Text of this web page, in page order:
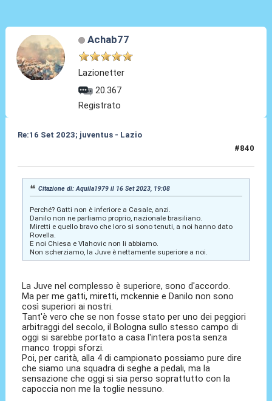
Achab77
Lazionetter
20.367
Registrato
Re:16 Set 2023; juventus - Lazio
#840
Citazione di: Aquila1979 il 16 Set 2023, 19:08
Perché? Gatti non è inferiore a Casale, anzi.
Danilo non ne parliamo proprio, nazionale brasiliano.
Miretti e quello bravo che loro si sono tenuti, a noi hanno dato
Rovella.
E noi Chiesa e Vlahovic non li abbiamo.
Non scherziamo, la Juve è nettamente superiore a noi.
La Juve nel complesso è superiore, sono d'accordo.
Ma per me gatti, miretti, mckennie e Danilo non sono
così superiori ai nostri.
Tant'è vero che se non fosse stato per uno dei peggiori
arbitraggi del secolo, il Bologna sullo stesso campo di
oggi si sarebbe portato a casa l'intera posta senza
manco troppi sforzi.
Poi, per carità, alla 4 di campionato possiamo pure dire
che siamo una squadra di seghe a pedali, ma la
sensazione che oggi si sia perso soprattutto con la
capoccia non me la toglie nessuno.